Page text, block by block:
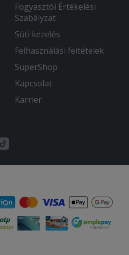
Fogyasztói Értékelési
Szabályzat
Süti kezelés
Felhasználási feltételek
SuperShop
Kapcsolat
Karrier